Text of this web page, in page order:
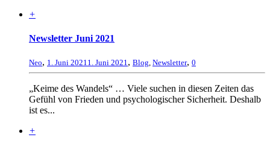
+
Newsletter Juni 2021
Neo, 1. Juni 20211. Juni 2021, Blog, Newsletter, 0
„Keime des Wandels“ … Viele suchen in diesen Zeiten das
Gefühl von Frieden und psychologischer Sicherheit. Deshalb
ist es...
+